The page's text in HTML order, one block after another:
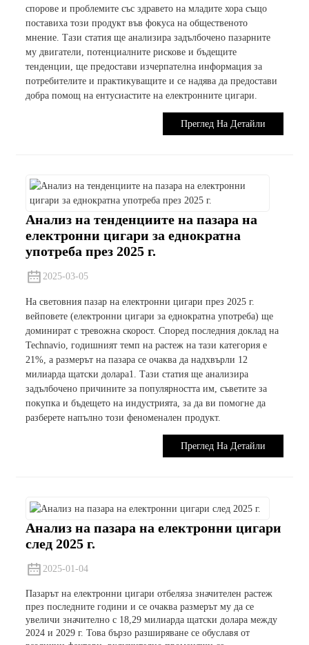
спорове и проблемите със здравето на младите хора също
поставиха този продукт във фокуса на общественото
мнение. Тази статия ще анализира задълбочено пазарните
му двигатели, потенциалните рискове и бъдещите
тенденции, ще предостави изчерпателна информация за
потребителите и практикуващите и се надява да предостави
добра помощ на ентусиастите на електронните цигари.
Преглед На Детайли
Анализ на тенденциите на пазара на
електронни цигари за еднократна
употреба през 2025 г.
2025-03-05
На световния пазар на електронни цигари през 2025 г.
вейповете (електронни цигари за еднократна употреба) ще
доминират с тревожна скорост. Според последния доклад на
Technavio, годишният темп на растеж на тази категория е
21%, а размерът на пазара се очаква да надхвърли 12
милиарда щатски долара1. Тази статия ще анализира
задълбочено причините за популярността им, съветите за
покупка и бъдещето на индустрията, за да ви помогне да
разберете напълно този феноменален продукт.
Преглед На Детайли
Анализ на пазара на електронни цигари
след 2025 г.
2025-01-04
Пазарът на електронни цигари отбеляза значителен растеж
през последните години и се очаква размерът му да се
увеличи значително с 18,29 милиарда щатски долара между
2024 и 2029 г. Това бързо разширяване се обуславя от